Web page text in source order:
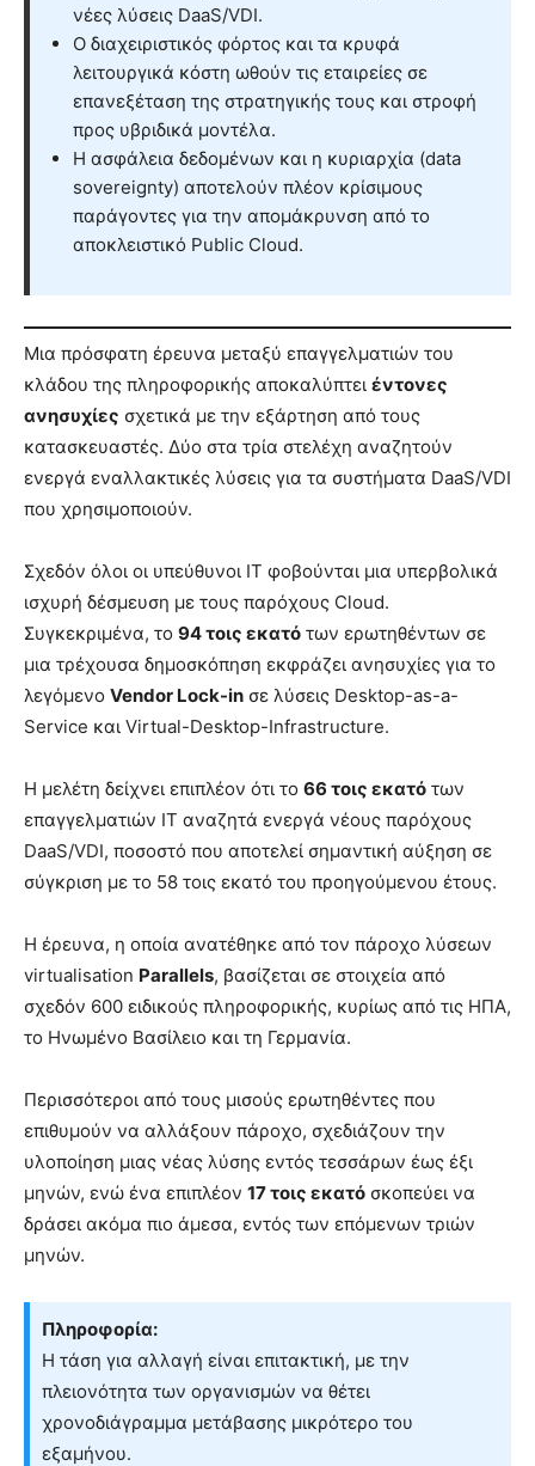
νέες λύσεις DaaS/VDI.
Ο διαχειριστικός φόρτος και τα κρυφά
λειτουργικά κόστη ωθούν τις εταιρείες σε
επανεξέταση της στρατηγικής τους και στροφή
προς υβριδικά μοντέλα.
Η ασφάλεια δεδομένων και η κυριαρχία (data
sovereignty) αποτελούν πλέον κρίσιμους
παράγοντες για την απομάκρυνση από το
αποκλειστικό Public Cloud.
Μια πρόσφατη έρευνα μεταξύ επαγγελματιών του
κλάδου της πληροφορικής αποκαλύπτει έντονες
ανησυχίες σχετικά με την εξάρτηση από τους
κατασκευαστές. Δύο στα τρία στελέχη αναζητούν
ενεργά εναλλακτικές λύσεις για τα συστήματα DaaS/VDI
που χρησιμοποιούν.
Σχεδόν όλοι οι υπεύθυνοι IT φοβούνται μια υπερβολικά
ισχυρή δέσμευση με τους παρόχους Cloud.
Συγκεκριμένα, το 94 τοις εκατό των ερωτηθέντων σε
μια τρέχουσα δημοσκόπηση εκφράζει ανησυχίες για το
λεγόμενο Vendor Lock-in σε λύσεις Desktop-as-a-
Service και Virtual-Desktop-Infrastructure.
Η μελέτη δείχνει επιπλέον ότι το 66 τοις εκατό των
επαγγελματιών IT αναζητά ενεργά νέους παρόχους
DaaS/VDI, ποσοστό που αποτελεί σημαντική αύξηση σε
σύγκριση με το 58 τοις εκατό του προηγούμενου έτους.
Η έρευνα, η οποία ανατέθηκε από τον πάροχο λύσεων
virtualisation Parallels, βασίζεται σε στοιχεία από
σχεδόν 600 ειδικούς πληροφορικής, κυρίως από τις ΗΠΑ,
το Ηνωμένο Βασίλειο και τη Γερμανία.
Περισσότεροι από τους μισούς ερωτηθέντες που
επιθυμούν να αλλάξουν πάροχο, σχεδιάζουν την
υλοποίηση μιας νέας λύσης εντός τεσσάρων έως έξι
μηνών, ενώ ένα επιπλέον 17 τοις εκατό σκοπεύει να
δράσει ακόμα πιο άμεσα, εντός των επόμενων τριών
μηνών.
Πληροφορία:
Η τάση για αλλαγή είναι επιτακτική, με την
πλειονότητα των οργανισμών να θέτει
χρονοδιάγραμμα μετάβασης μικρότερο του
εξαμήνου.